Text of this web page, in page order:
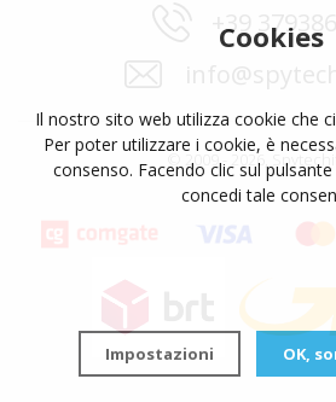
+39
© 2009 - 2026,
Cookies
Il nostro sito web utilizza cookie che
Per poter utilizzare i cookie, è
consenso. Facendo clic sul pulsante
concedi tale
Impostazioni OK,